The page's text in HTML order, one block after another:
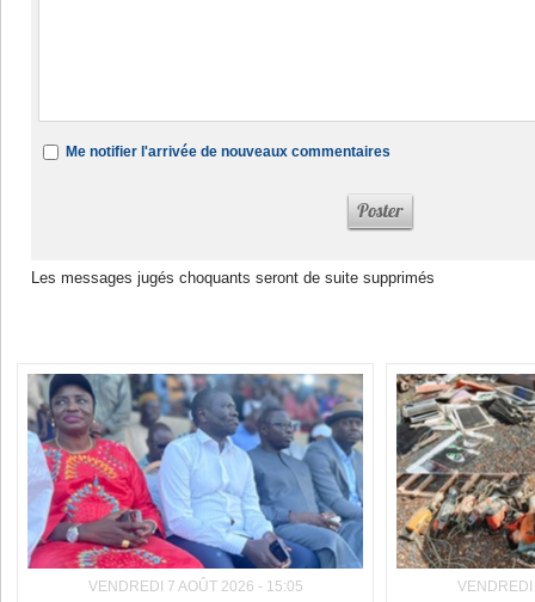
Me notifier l'arrivée de nouveaux commentaires
Les messages jugés choquants seront de suite supprimés
VENDREDI 7 AOÛT 2026 - 15:05